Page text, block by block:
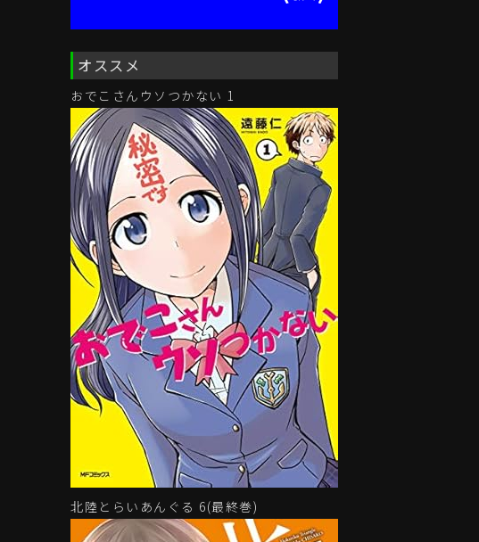
オススメ
おでこさんウソつかない 1
北陸とらいあんぐる 6(最終巻)